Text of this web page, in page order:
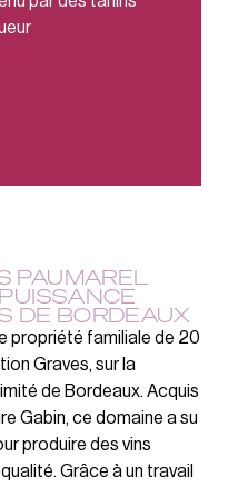
PAUMAREL
DE BORDEAUX
propriété familiale de 20
Graves, sur la
de Bordeaux. Acquis
Gabin, ce domaine a su
produire des vins
Grâce à un travail